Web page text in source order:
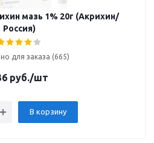
мазь 1% 20г (Акрихин/
Россия)
для заказа (665)
руб./шт
В корзину